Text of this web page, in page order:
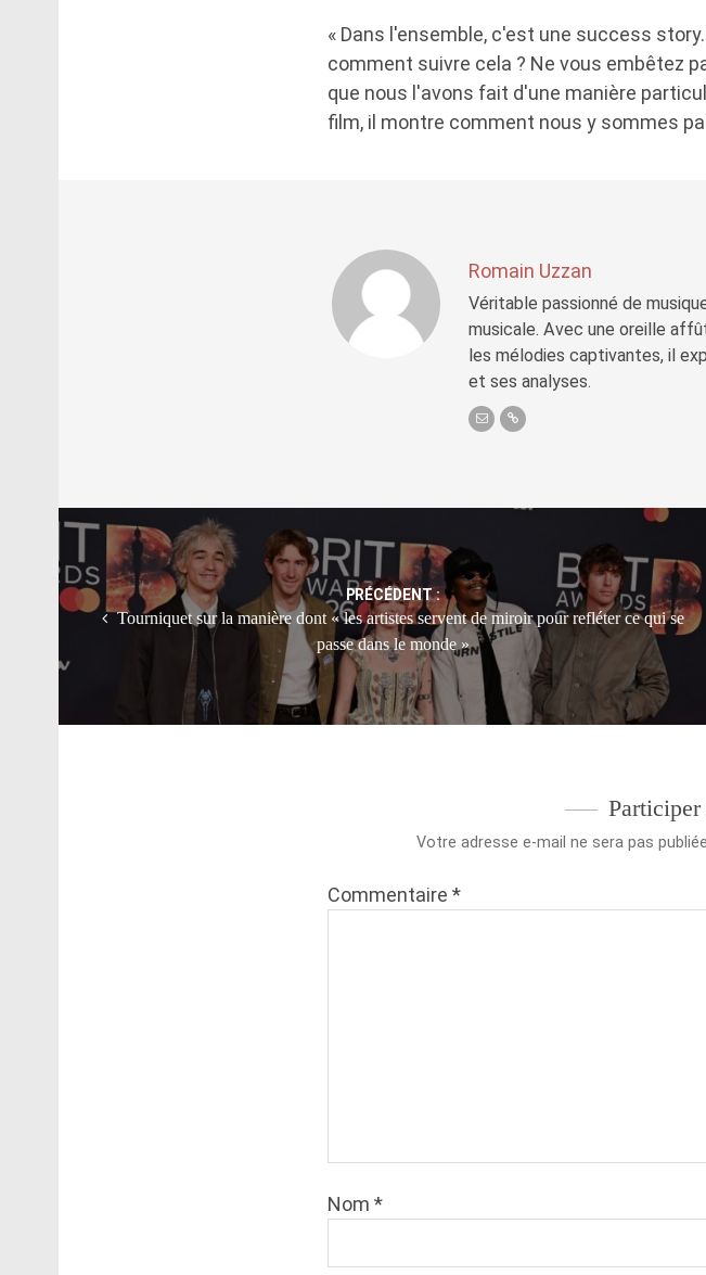
« Dans l'ensemble, c'est une success
comment suivre cela ? Ne vous embêtez
que nous l'avons fait d'une manière
film, il montre comment nous y sommes
Romain Uzzan
Véritable passionné de
musicale. Avec une oreille
les mélodies captivantes, il
et ses analyses.
Post
navigation
PRÉCÉDENT :
Tourniquet sur la manière dont « les artistes servent de miroir pour refléter ce qui se
passe dans le monde »
Votre adresse e-mail ne sera pas
Commentaire *
Nom *